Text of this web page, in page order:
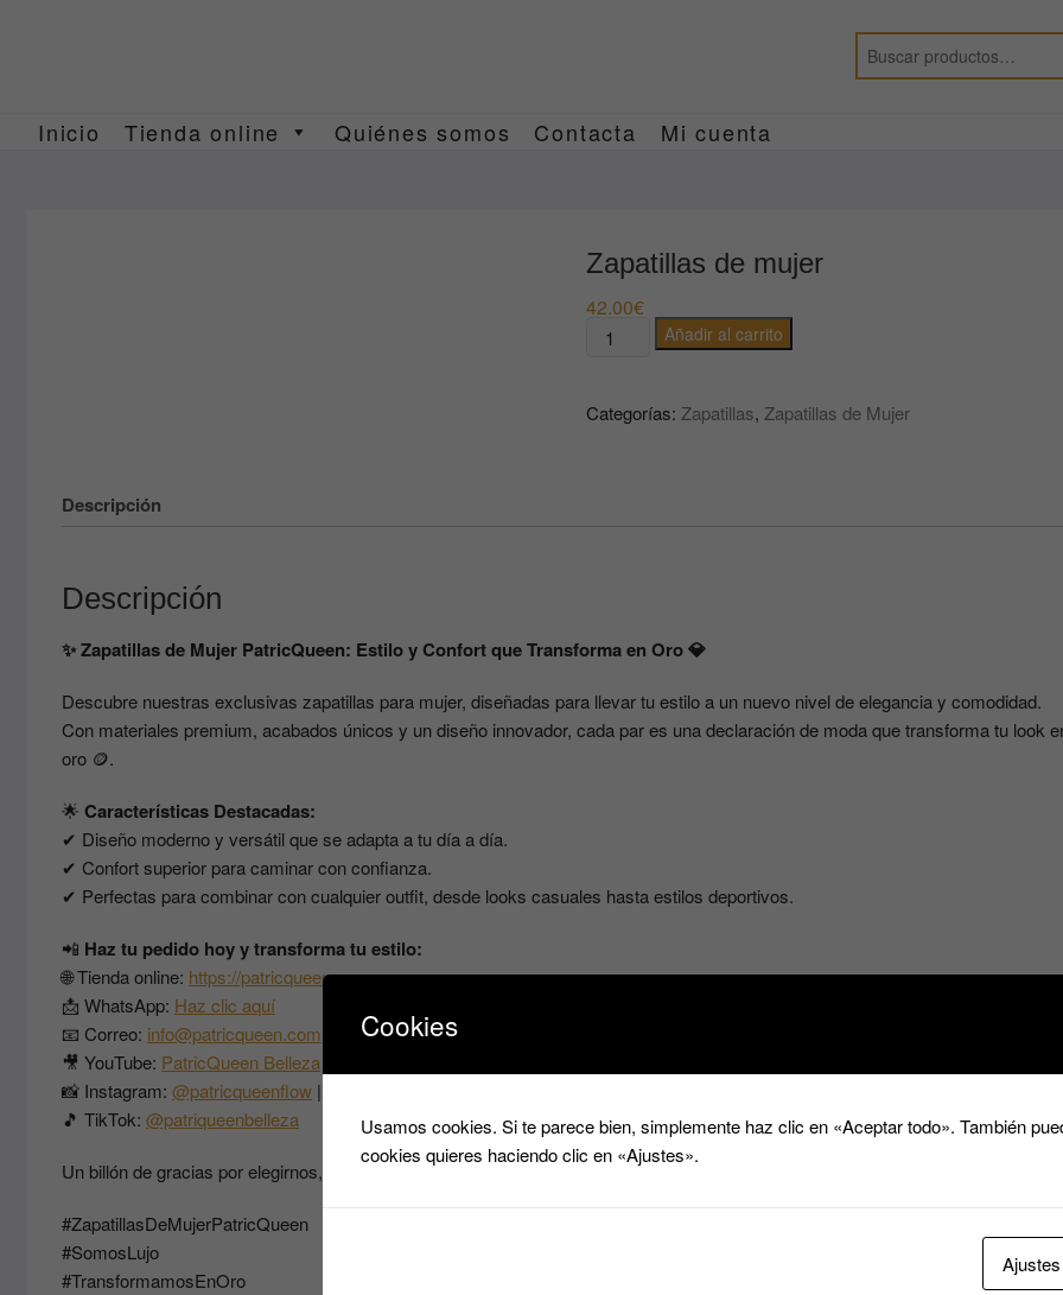
Inicio Tienda online Quiénes somos Contacta Mi cuenta
Zapatillas de mujer
42.00€
Zapatillas
cantidad
Añadir al carrito
Categorías: Zapatillas, Zapatillas de Mujer
Descripción
Descripción
✨ Zapatillas de Mujer PatricQueen: Estilo y Confort que Transforma en Oro 💎
Descubre nuestras exclusivas zapatillas para mujer, diseñadas para llevar tu estilo a un nuevo nivel de elegancia y comodidad.
Con materiales premium, acabados únicos y un diseño innovador, cada par es una declaración de moda que transforma tu look
oro 🪙.
🌟 Características Destacadas:
✔ Diseño moderno y versátil que se adapta a tu día a día.
✔ Confort superior para caminar con confianza.
✔ Perfectas para combinar con cualquier outfit, desde looks casuales hasta estilos deportivos.
📲 Haz tu pedido hoy y transforma tu estilo:
🌐 Tienda online: https://patricqueen.com
📩 WhatsApp: Haz clic aquí
📧 Correo: info@patricqueen.com
🎥 YouTube: PatricQueen Belleza
📸 Instagram: @patricqueenflow |
🎵 TikTok: @patriqueenbelleza
Un billón de gracias por elegirnos, porque en PatricQueen somos lujo, somos estilo y transformamos cada prenda en oro.
#ZapatillasDeMujerPatricQueen
#SomosLujo
#TransformamosEnOro
Cookies
Usamos cookies. Si te parece bien, simplemente haz clic en «Aceptar todo». También
cookies quieres haciendo clic en «Ajustes».
Ajustes